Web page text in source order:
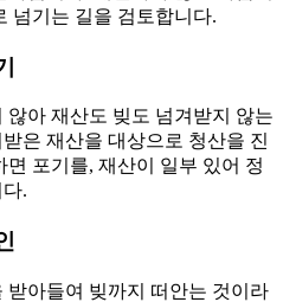
넘기는 길을 검토합니다.
아 재산도 빚도 넘겨받지 않는
은 재산을 대상으로 청산을 진
포기를, 재산이 일부 있어 정
.
받아들여 빚까지 떠안는 것이라